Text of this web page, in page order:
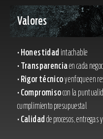
Valores
• Honestidad intachable
• Transparenciaen cada
• Rigor técnicoy enfoque en
• Compromisocon la
cumplimiento presupuestal
• Calidad de procesos, entregas